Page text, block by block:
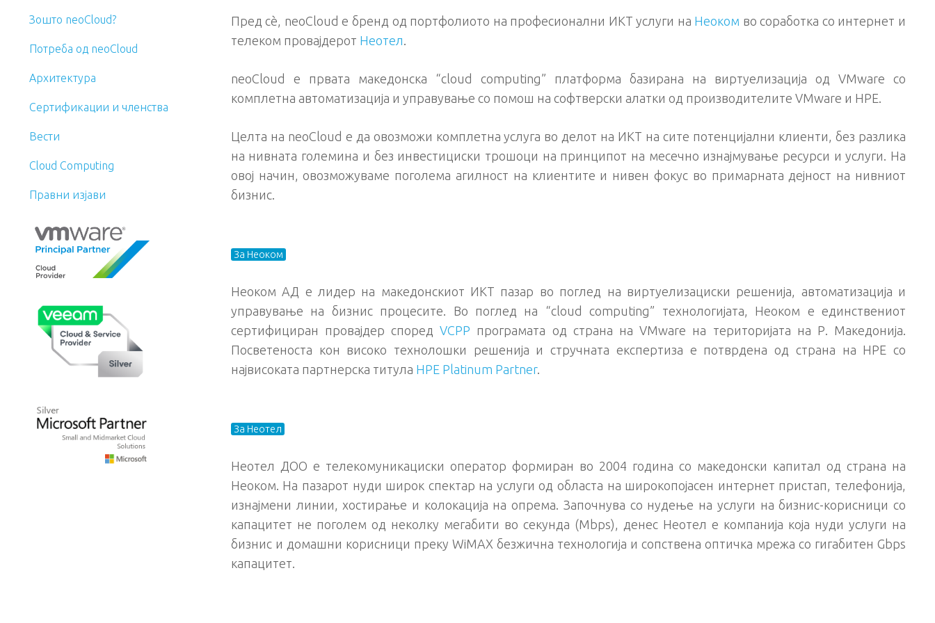
Пред сè, neoCloud e бренд од портфолиото на професионални ИКТ услуги на Неоком во соработка со интернет и
телеком провајдерот Неотел.
neoCloud e првата македонска “cloud computing” платформа базирана на виртуелизација од VMware со
комплетна автоматизација и управување со помош на софтверски алатки од производителите VMware и HPE.
Целта на neoCloud e да овозможи комплетна услуга во делот на ИКТ на сите потенцијални клиенти, без разлика
на нивната големина и без инвестициски трошоци на принципот на месечно изнајмување ресурси и услуги. На
овој начин, овозможуваме поголема агилност на клиентите и нивен фокус во примарната дејност на нивниот
бизнис.
За Неоком
Неоком АД е лидер на македонскиот ИКТ пазар во поглед на виртуелизациски решенија, автоматизација и
управување на бизнис процесите. Во поглед на “cloud computing” технологијата, Неоком е единствениот
сертифициран провајдер споредVCPP програмата од страна на VMware на територијата на Р. Македонија.
Посветеноста кон високо технолошки решенија и стручната експертиза е потврдена од страна на HPE со
највисоката партнерска титула HPE Platinum Partner.
За Неотел
Неотел ДОО е телекомуникациски оператор формиран во 2004 година со македонски капитал од страна на
Неоком. На пазарот нуди широк спектар на услуги од областа на широкопојасен интернет пристап, телефонија,
изнајмени линии, хостирање и колокација на опрема. Започнува со нудење на услуги на бизнис-корисници со
капацитет не поголем од неколку мегабити во секунда (Mbps), денес Неотел е компанија која нуди услуги на
бизнис и домашни корисници преку WiMAX безжична технологија и сопствена оптичка мрежа со гигабитен Gbps
капацитет.
Зошто neoCloud?
Потреба од neoCloud
Архитектура
Сертификации и членства
Вести
Cloud Computing
Правни изјави